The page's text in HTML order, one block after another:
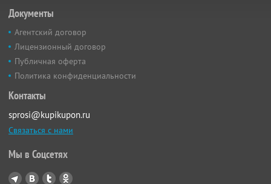
Документы
Агентский договор
Лицензионный договор
Публичная оферта
Политика конфиденциальности
Контакты
sprosi@kupikupon.ru
Связаться с нами
Мы в Соцсетях